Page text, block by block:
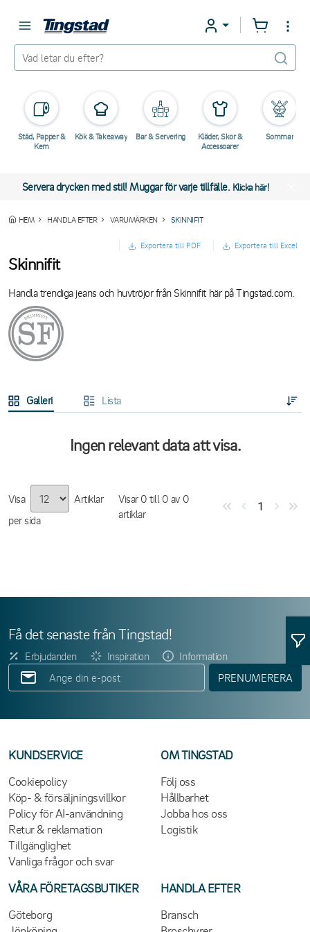
Städ, Papper &
Kem
Kök & Takeaway Bar & Servering
Kläder, Skor &
Accessoarer
Sommar
Servera drycken med stil! Muggar för varje tillfälle. Klicka här!
HEM HANDLA EFTER VARUMÄRKEN SKINNIFIT
Exportera till PDF Exportera till Excel
Skinnifit
Handla trendiga jeans och huvtröjor från Skinnifit här på Tingstad.com.
Galleri Lista
Ingen relevant data att visa.
Visa
Artiklar
per sida
Visar 0 till 0 av 0
artiklar
1
Få det senaste från Tingstad!
Erbjudanden Inspiration
Information
PRENUMERERA
KUNDSERVICE
Cookiepolicy
Köp- & försäljningsvillkor
Policy för AI-användning
Retur & reklamation
Tillgänglighet
Vanliga frågor och svar
OM TINGSTAD
Följ oss
Hållbarhet
Jobba hos oss
Logistik
VÅRA FÖRETAGSBUTIKER
Göteborg
HANDLA EFTER
Bransch